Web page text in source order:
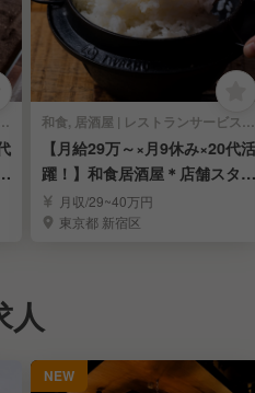
サービス・ホールスタッフ 和食, 居酒屋 | レストランサービス・ホールスタッフ
【月給29万～×月9休み×20代活
躍！】和食居酒屋＊店舗スタッ
フ募集！
月収/29~40万円
東京都 新宿区
人
NEW